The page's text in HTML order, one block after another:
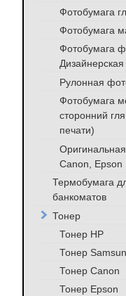
Фотобумага
Фотобумага
Фотобумага
Дизайнерская
Рулонная
Фотобумага
сторонний
печати)
Canon, Epson
Термобумага
банкоматов
Тонер
Тонер HP
Тонер
Тонер Canon
Тонер Epson